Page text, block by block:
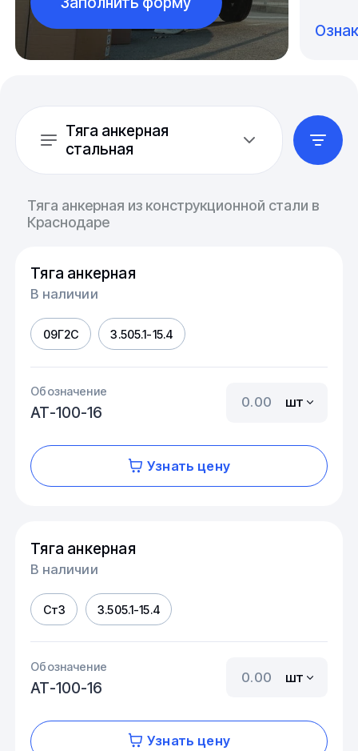
Тяга анкерная
стальная
Тяга анкерная из конструкционной стали в
Краснодаре
Тяга анкерная
В наличии
09Г2С 3.505.1-15.4
Обозначение
АТ-100-16
шт
Узнать цену
Тяга анкерная
В наличии
Ст3 3.505.1-15.4
Обозначение
АТ-100-16
шт
Узнать цену